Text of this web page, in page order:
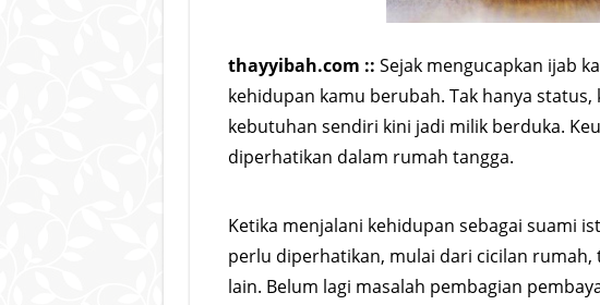
thayyibah.com :: Sejak mengucapkan ijab
kehidupan kamu berubah. Tak hanya
kebutuhan sendiri kini jadi milik berduka.
diperhatikan dalam rumah tangga.
Ketika menjalani kehidupan sebagai suami
perlu diperhatikan, mulai dari cicilan rumah,
lain. Belum lagi masalah pembagian